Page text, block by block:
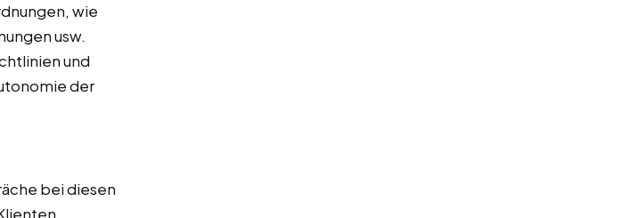
wie
usw.
und
der
bei diesen